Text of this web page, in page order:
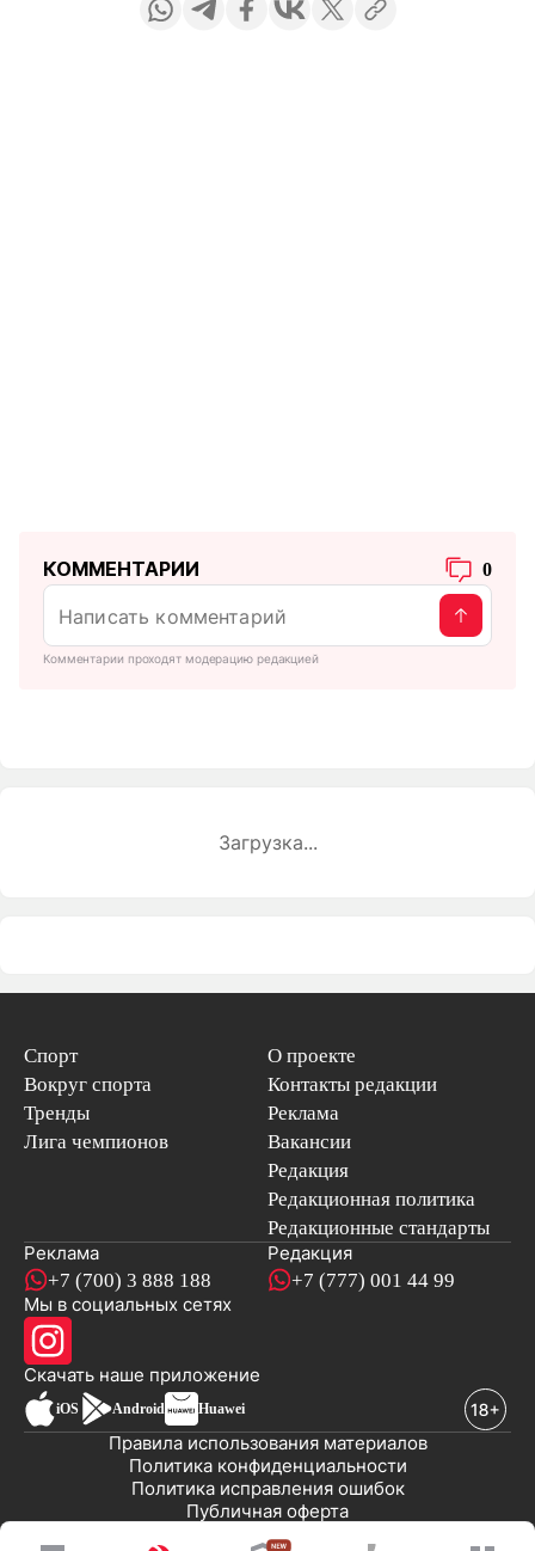
КОММЕНТАРИИ 0
Комментарии проходят модерацию редакцией
Загрузка...
Спорт
Вокруг спорта
Тренды
Лига чемпионов
О проекте
Контакты редакции
Реклама
Вакансии
Редакция
Редакционная политика
Редакционные стандарты
Реклама
+7 (700) 3 888 188
Редакция
+7 (777) 001 44 99
Мы в социальных сетях
Скачать наше приложениеновостей
iOS Android Huawei
Публичная оферта
Политика исправления ошибок
Политика конфиденциальности
Правила использования материалов
© 2008-2026 ТОО «EML»